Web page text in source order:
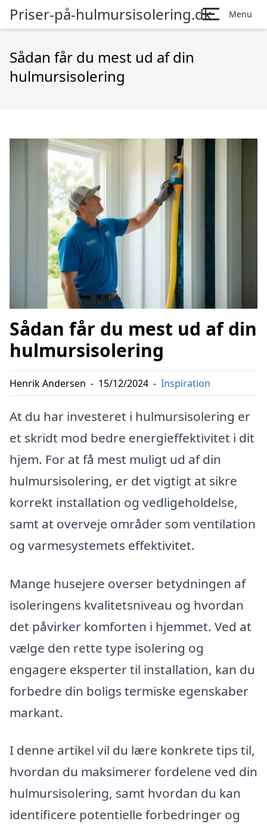
Priser-på-hulmursisolering.dk Menu
Sådan får du mest ud af din
hulmursisolering
Sådan får du mest ud af din
hulmursisolering
Henrik Andersen - 15/12/2024 - Inspiration
At du har investeret i hulmursisolering er
et skridt mod bedre energieffektivitet i dit
hjem. For at få mest muligt ud af din
hulmursisolering, er det vigtigt at sikre
korrekt installation og vedligeholdelse,
samt at overveje områder som ventilation
og varmesystemets effektivitet.
Mange husejere overser betydningen af
isoleringens kvalitetsniveau og hvordan
det påvirker komforten i hjemmet. Ved at
vælge den rette type isolering og
engagere eksperter til installation, kan du
forbedre din boligs termiske egenskaber
markant.
I denne artikel vil du lære konkrete tips til,
hvordan du maksimerer fordelene ved din
hulmursisolering, samt hvordan du kan
identificere potentielle forbedringer og